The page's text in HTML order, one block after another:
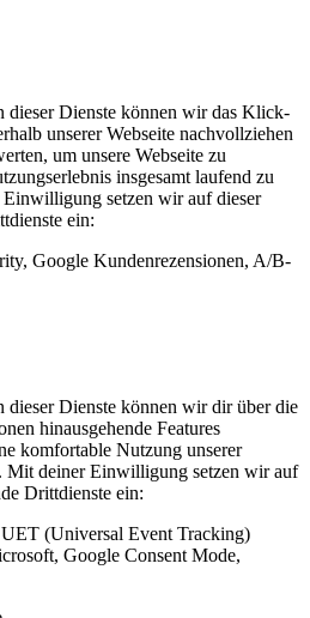
dieser Dienste können wir das Klick-
unserer Webseite nachvollziehen
um unsere Webseite zu
insgesamt laufend zu
setzen wir auf dieser
ein:
Google Kundenrezensionen, A/B-
dieser Dienste können wir dir über die
hinausgehende Features
komfortable Nutzung unserer
Mit deiner Einwilligung setzen wir auf
Drittdienste ein:
(Universal Event Tracking)
Google Consent Mode,